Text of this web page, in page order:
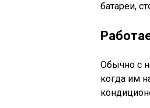
батареи,
Обычно с
когда им